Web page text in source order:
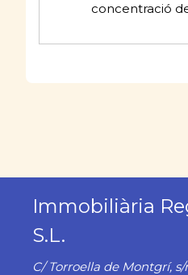
concentració
Immobiliària
S.L.
C/ Torroella de Montgrí, s/